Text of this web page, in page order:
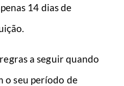
14 dias de
a seguir quando
o seu período de